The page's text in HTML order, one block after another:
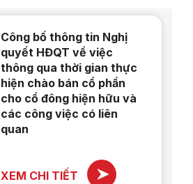
Công bố thông tin Nghị
quyết HĐQT về việc
thông qua thời gian thực
hiện chào bán cổ phần
cho cổ đông hiện hữu và
các công việc có liên
quan
XEM CHI TIẾT